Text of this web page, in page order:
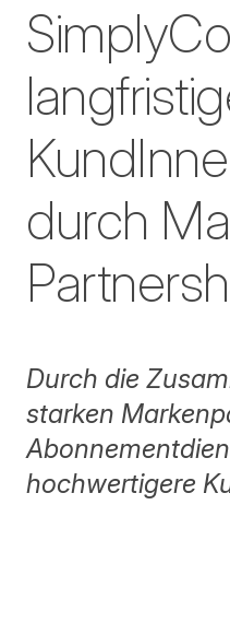
durch
Durch die
starken
hochwertigere